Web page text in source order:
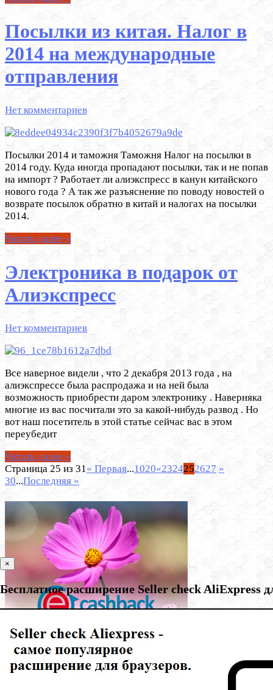
Посылки из китая. Налог в
2014 на международные
отправления
Нет комментариев
Посылки 2014 и таможня Таможня Налог на посылки в
2014 году. Куда иногда пропадают посылки, так и не попав
на импорт ? Работает ли алиэкспресс в канун китайского
нового года ? А так же разъяснение по поводу новостей о
возврате посылок обратно в китай и налогах на посылки
2014.
Читать далее »
Электроника в подарок от
Алиэкспресс
Нет комментариев
Все наверное видели , что 2 декабря 2013 года , на
алиэкспрессе была распродажа и на ней была
возможность приобрести даром электронику . Наверняка
многие из вас посчитали это за какой-нибудь развод . Но
вот наш посетитель в этой статье сейчас вас в этом
переубедит
Читать далее »
Страница 25 из 31« Первая...1020«2324252627 »
30...Последняя »
×
Бесплатное расширение Seller check AliExpress